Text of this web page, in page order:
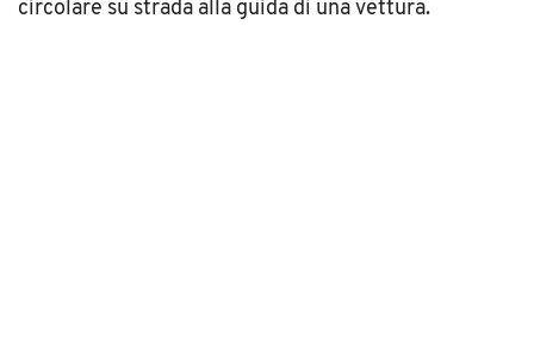
circolare su strada alla guida di una vettura.